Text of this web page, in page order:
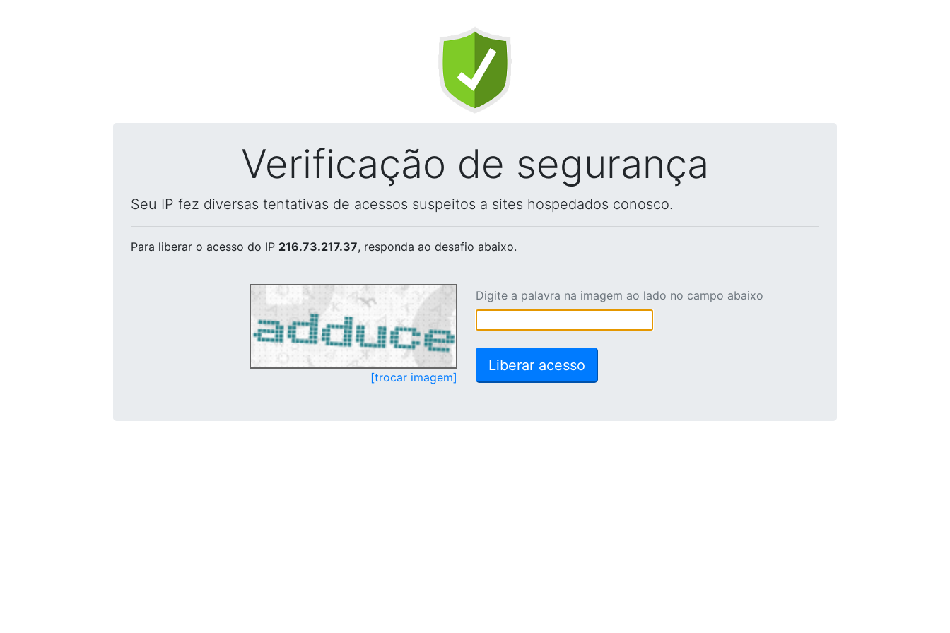
Verificação de segurança
Seu IP fez diversas tentativas de acessos suspeitos a sites hospedados conosco.
Para liberar o acesso do IP 216.73.217.37, responda ao desafio abaixo.
[trocar imagem]
Digite a palavra na imagem ao lado no campo abaixo